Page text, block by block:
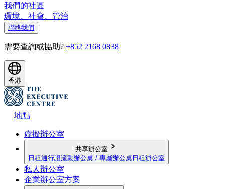
我們的社區
環境、社會、管治
聯絡我們
需要查詢或協助? +852 2168 0838
香港
地點
虛擬辦公室
共享辦公室
日租通行證流動辦公桌 / 專屬辦公桌 日租辦公室
私人辦公室
企業辦公室方案